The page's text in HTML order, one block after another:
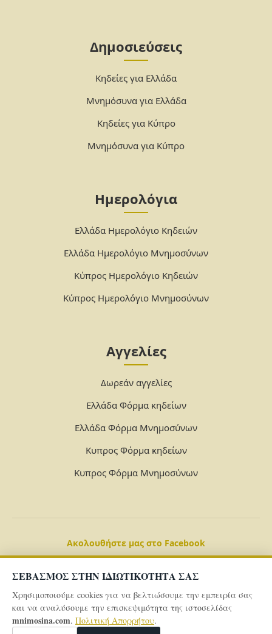
ΣΕΒΑΣΜΟΣ ΣΤΗΝ ΙΔΙΩΤΙΚΟΤΗΤΑ ΣΑΣ
Χρησιμοποιούμε cookies για να βελτιώσουμε την εμπειρία σας
και να αναλύσουμε την επισκεψιμότητα της ιστοσελίδας
mnimosina.com. Πολιτική Απορρήτου.
Δημοσιεύσεις
Κηδείες για Ελλάδα
Μνημόσυνα για Ελλάδα
Κηδείες για Κύπρο
Μνημόσυνα για Κύπρο
Ημερολόγια
Ελλάδα Ημερολόγιο Κηδειών
Ελλάδα Ημερολόγιο Μνημοσύνων
Κύπρος Ημερολόγιο Κηδειών
Κύπρος Ημερολόγιο Μνημοσύνων
Αγγελίες
Δωρεάν αγγελίες
Ελλάδα Φόρμα κηδείων
Ελλάδα Φόρμα Μνημοσύνων
Κυπρος Φόρμα κηδείων
Κυπρος Φόρμα Μνημοσύνων
Ακολουθήστε μας στο Facebook